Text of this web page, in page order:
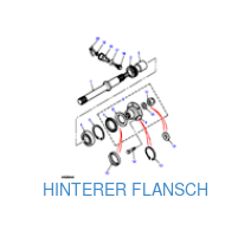
HINTERER FLANSCH